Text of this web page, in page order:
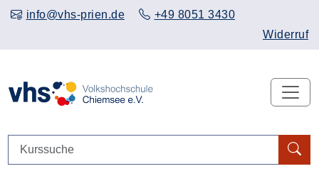
info@vhs-prien.de
+49 8051 3430
Widerruf